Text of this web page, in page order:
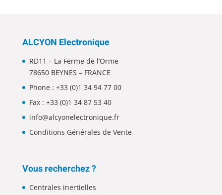
ALCYON Electronique
RD11 – La Ferme de l’Orme
78650 BEYNES – FRANCE
Phone : +33 (0)1 34 94 77 00
Fax : +33 (0)1 34 87 53 40
info@alcyonelectronique.fr
Conditions Générales de Vente
Vous recherchez ?
Centrales inertielles